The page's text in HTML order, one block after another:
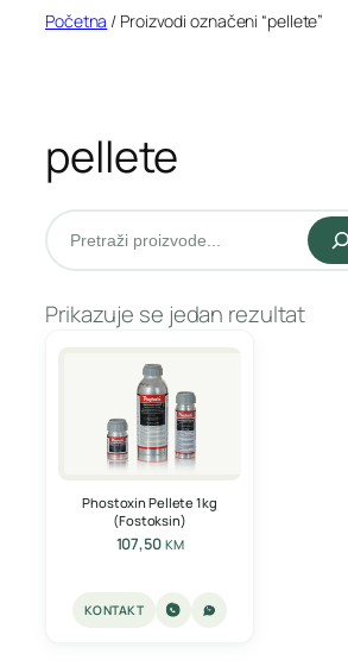
Početna / Proizvodi označeni “pellete”
pellete
Pretraži
Prikazuje se jedan rezultat
Phostoxin Pellete 1kg
(Fostoksin)
107,50 KM
KONTAKT